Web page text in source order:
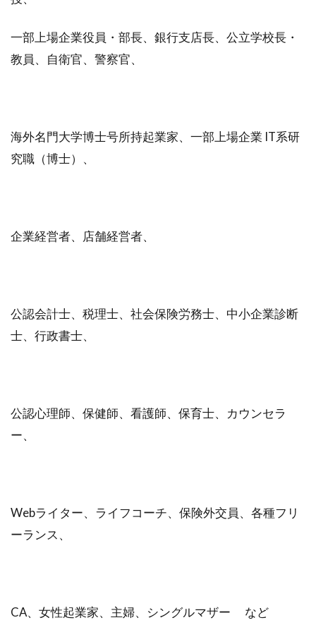
一部上場企業役員・部長、銀行支店長、公立学校長・
教員、自衛官、警察官、
海外名門大学博士号所持起業家、一部上場企業 IT系研
究職（博士）、
企業経営者、店舗経営者、
公認会計士、税理士、社会保険労務士、中小企業診断
士、行政書士、
公認心理師、保健師、看護師、保育士、カウンセラ
ー、
Webライター、ライフコーチ、保険外交員、各種フリ
ーランス、
CA、女性起業家、主婦、シングルマザー など